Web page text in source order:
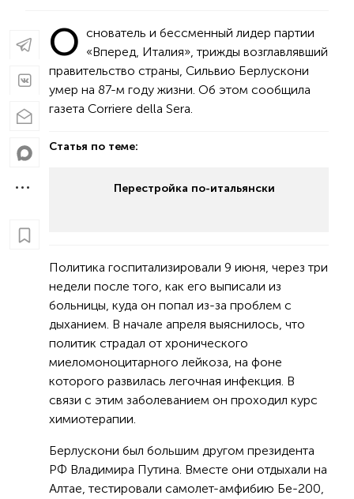
О снователь и бессменный лидер партии
«Вперед, Италия», трижды возглавлявший
правительство страны, Сильвио Берлускони
умер на 87-м году жизни. Об этом сообщила
газета Corriere della Sera.
Статья по теме:
Перестройка по-итальянски
Политика госпитализировали 9 июня, через три
недели после того, как его выписали из
больницы, куда он попал из-за проблем с
дыханием. В начале апреля выяснилось, что
политик страдал от хронического
миеломоноцитарного лейкоза, на фоне
которого развилась легочная инфекция. В
связи с этим заболеванием он проходил курс
химиотерапии.
Берлускони был большим другом президента
РФ Владимира Путина. Вместе они отдыхали на
Алтае, тестировали самолет-амфибию Бе-200,